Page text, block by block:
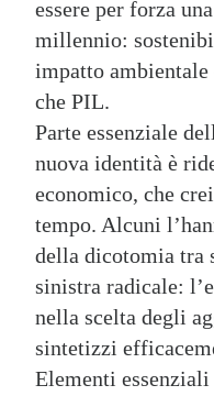
essere per forza
millennio:
impatto
che PIL.
Parte essenziale
nuova identità è
economico, che
tempo. Alcuni
della dicotomia tra
sinistra radicale:
nella scelta degli
sintetizzi
Elementi essenziali